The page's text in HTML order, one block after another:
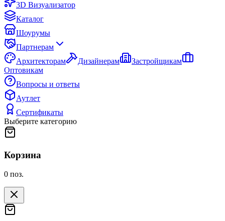
3D Визуализатор
Каталог
Шоурумы
Партнерам
Архитекторам
Дизайнерам
Застройщикам
Оптовикам
Вопросы и ответы
Аутлет
Сертификаты
Выберите категорию
Корзина
0 поз.